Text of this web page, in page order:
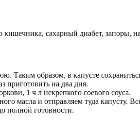
кишечника, сахарный диабет, запоры,
Таким образом, в капусте
приготовить на два дня.
1 ч л некрепкого соевого соуса.
масла и отправляем туда капусту.
полной готовности.